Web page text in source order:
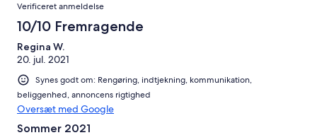
Verificeret anmeldelse
10/10 Fremragende
Regina W.
20. jul. 2021
Synes godt om: Rengøring, indtjekning, kommunikation,
beliggenhed, annoncens rigtighed
Oversæt med Google
Sommer 2021